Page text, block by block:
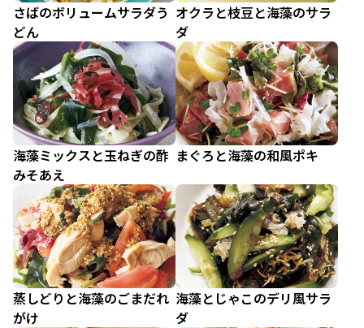
さばのボリュームサラダう
どん
オクラと枝豆と海藻のサラ
ダ
海藻ミックスと玉ねぎの酢
みそあえ
まぐろと海藻の和風ポキ
蒸しどりと海藻のごまだれ
がけ
海藻とじゃこのデリ風サラ
ダ